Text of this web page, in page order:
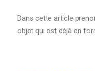
Dans cette article
objet qui est déjà en